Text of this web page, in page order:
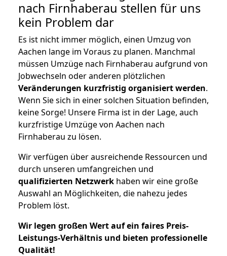
nach Firnhaberau stellen für uns
kein Problem dar
Es ist nicht immer möglich, einen Umzug von
Aachen lange im Voraus zu planen. Manchmal
müssen Umzüge nach Firnhaberau aufgrund von
Jobwechseln oder anderen plötzlichen
Veränderungen kurzfristig organisiert werden.
Wenn Sie sich in einer solchen Situation befinden,
keine Sorge! Unsere Firma ist in der Lage, auch
kurzfristige Umzüge von Aachen nach
Firnhaberau zu lösen.
Wir verfügen über ausreichende Ressourcen und
durch unseren umfangreichen und
qualifizierten Netzwerk haben wir eine große
Auswahl an Möglichkeiten, die nahezu jedes
Problem löst.
Wir legen großen Wert auf ein faires Preis-
Leistungs-Verhältnis und bieten professionelle
Qualität!